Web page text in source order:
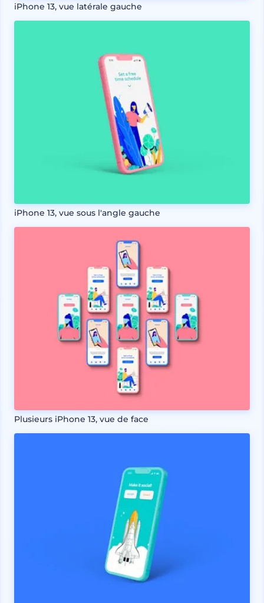
iPhone 13, vue latérale gauche
iPhone 13, vue sous l'angle gauche
Plusieurs iPhone 13, vue de face